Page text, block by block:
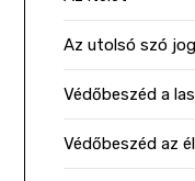
Az utolsó szó
Védőbeszéd a
Védőbeszéd az